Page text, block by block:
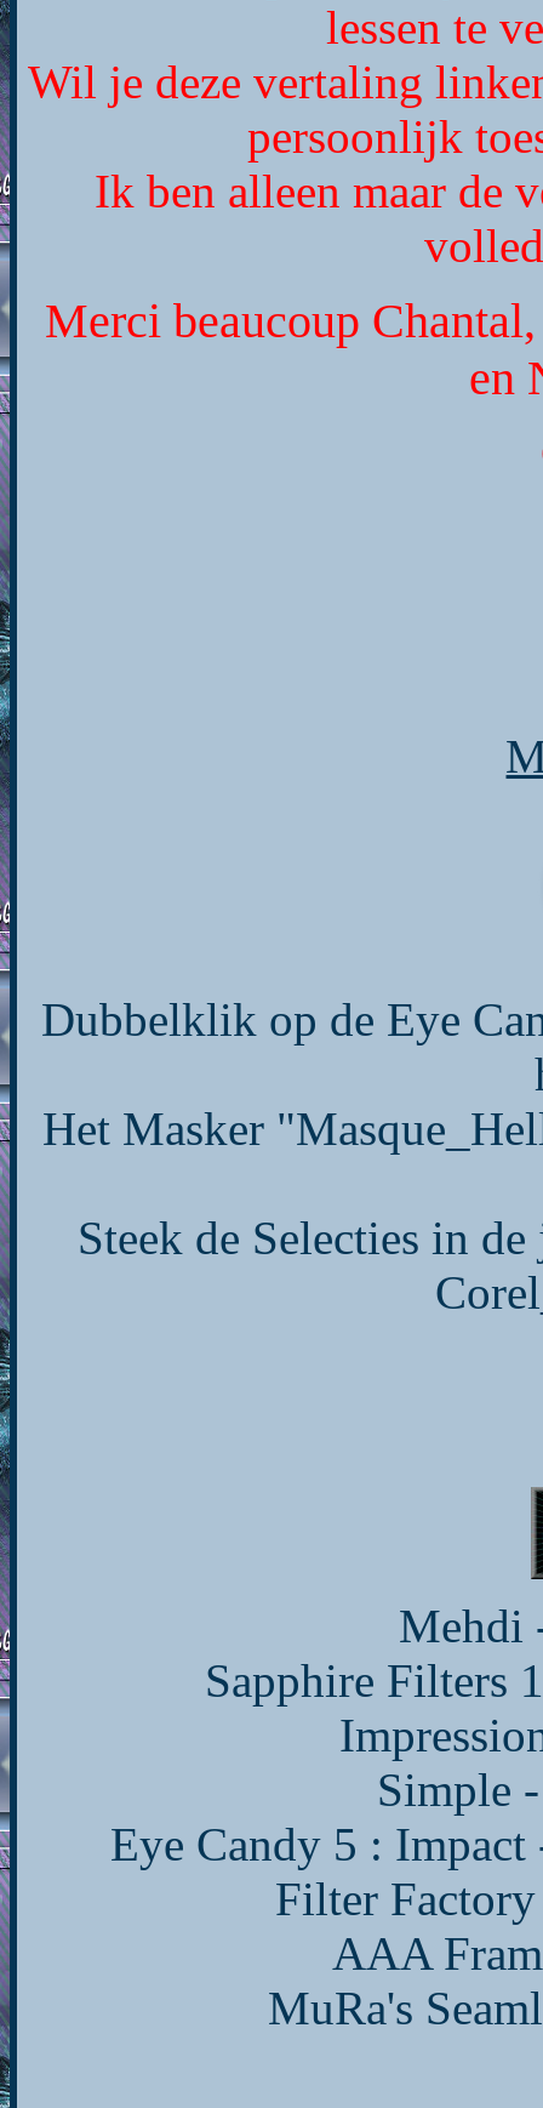
lessen te
Wil je deze vertaling
persoonlijk
Ik ben alleen maar de
Merci beaucoup
en
Dubbelklik op de Eye
Het Masker
Steek de Selecties in
Mehdi
Sapphire Filters
Simple
Eye Candy 5 : Impact
Filter
AAA
MuRa's